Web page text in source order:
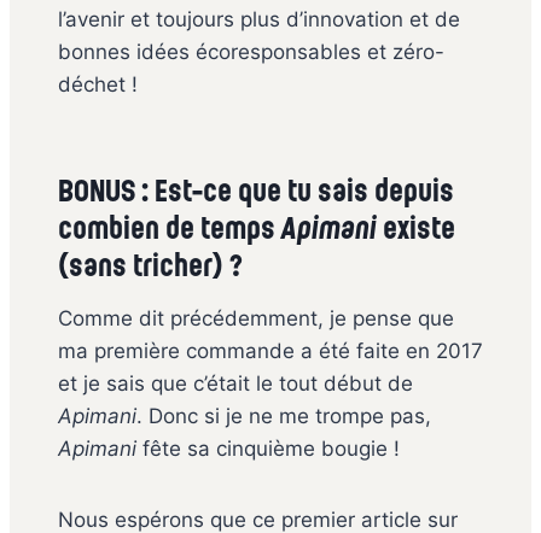
l’avenir et toujours plus d’innovation et de
bonnes idées écoresponsables et zéro-
déchet !
BONUS : Est-ce que tu sais depuis
combien de tempsApimani existe
(sans tricher) ?
Comme dit précédemment, je pense que
ma première commande a été faite en 2017
et je sais que c’était le tout début de
Apimani. Donc si je ne me trompe pas,
Apimani fête sa cinquième bougie !
Nous espérons que ce premier article sur